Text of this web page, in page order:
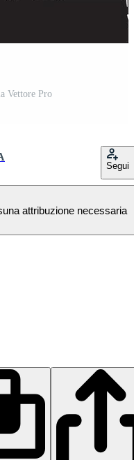
Vettore Pro
Segui
attribuzione necessaria